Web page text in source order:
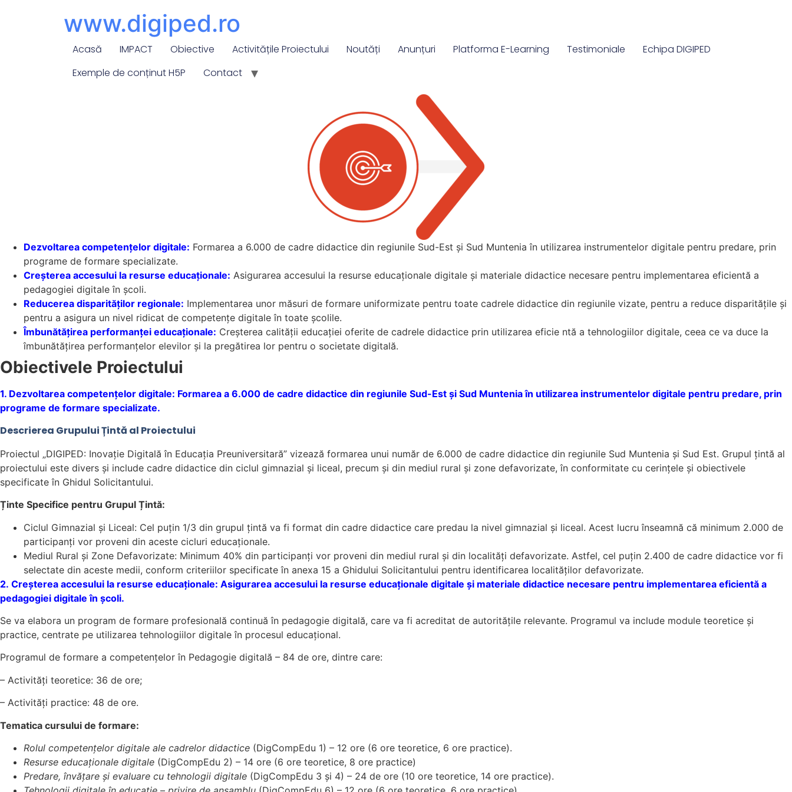
www.digiped.ro
Acasă IMPACT Obiective Activitățile Proiectului Noutăți Anunțuri Platforma E-Learning Testimoniale
Echipa DIGIPED
Exemple de conținut H5P
Contact
Dezvoltarea competențelor digitale: Formarea a 6.000 de cadre didactice din regiunile Sud-Est și Sud Muntenia în utilizarea instrumentelor digitale pentru predare, prin
programe de formare specializate.
Creșterea accesului la resurse educaționale: Asigurarea accesului la resurse educaționale digitale și materiale didactice necesare pentru implementarea eficientă a
pedagogiei digitale în școli.
Reducerea disparităților regionale: Implementarea unor măsuri de formare uniformizate pentru toate cadrele didactice din regiunile vizate, pentru a reduce disparitățile și
pentru a asigura un nivel ridicat de competențe digitale în toate școlile.
Îmbunătățirea performanței educaționale: Creșterea calității educației oferite de cadrele didactice prin utilizarea eficie ntă a tehnologiilor digitale, ceea ce va duce la
îmbunătățirea performanțelor elevilor și la pregătirea lor pentru o societate digitală.
Obiectivele Proiectului
1. Dezvoltarea competențelor digitale: Formarea a 6.000 de cadre didactice din regiunile Sud-Est și Sud Muntenia în utilizarea instrumentelor digitale pentru predare, prin
programe de formare specializate.
Descrierea Grupului Țintă al Proiectului
Proiectul „DIGIPED: Inovație Digitală în Educația Preuniversitară” vizează formarea unui număr de 6.000 de cadre didactice din regiunile Sud Muntenia și Sud Est. Grupul țintă al
proiectului este divers și include cadre didactice din ciclul gimnazial și liceal, precum și din mediul rural și zone defavorizate, în conformitate cu cerințele și obiectivele
specificate în Ghidul Solicitantului.
Ținte Specifice pentru Grupul Țintă:
Ciclul Gimnazial și Liceal: Cel puțin 1/3 din grupul țintă va fi format din cadre didactice care predau la nivel gimnazial și liceal. Acest lucru înseamnă că minimum 2.000 de
participanți vor proveni din aceste cicluri educaționale.
Mediul Rural și Zone Defavorizate: Minimum 40% din participanți vor proveni din mediul rural și din localități defavorizate. Astfel, cel puțin 2.400 de cadre didactice vor fi
selectate din aceste medii, conform criteriilor specificate în anexa 15 a Ghidului Solicitantului pentru identificarea localităților defavorizate.
2. Creșterea accesului la resurse educaționale: Asigurarea accesului la resurse educaționale digitale și materiale didactice necesare pentru implementarea eficientă a
pedagogiei digitale în școli.
Se va elabora un program de formare profesională continuă în pedagogie digitală, care va fi acreditat de autoritățile relevante. Programul va include module teoretice și
practice, centrate pe utilizarea tehnologiilor digitale în procesul educațional.
Programul de formare a competențelor în Pedagogie digitală – 84 de ore, dintre care:
– Activități teoretice: 36 de ore;
– Activități practice: 48 de ore.
Tematica cursului de formare:
Rolul competențelor digitale ale cadrelor didactice (DigCompEdu 1) – 12 ore (6 ore teoretice, 6 ore practice).
Resurse educaționale digitale (DigCompEdu 2) – 14 ore (6 ore teoretice, 8 ore practice)
Predare, învățare și evaluare cu tehnologii digitale (DigCompEdu 3 și 4) – 24 de ore (10 ore teoretice, 14 ore practice).